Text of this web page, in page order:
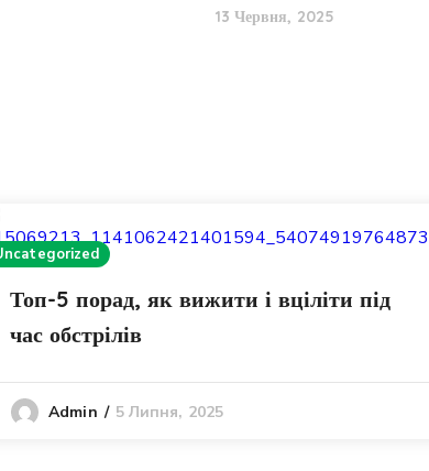
13 Червня, 2025
Топ-5 порад, як вижити і вціліти під
час обстрілів
Admin 5 Липня, 2025